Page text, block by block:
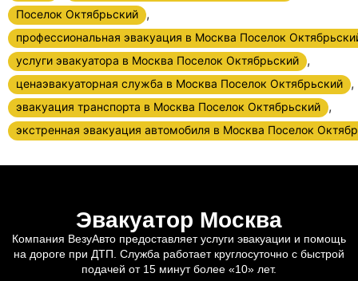
Поселок Октябрьский ,
профессиональная эвакуация в Москва Поселок
услуги эвакуатора в Москва Поселок Октябрьский
,
ценаэвакуаторная служба в Москва Поселок Октябрьский ,
эвакуация транспорта в Москва Поселок Октябрьский ,
экстренная эвакуация автомобиля в Москва Поселок
Эвакуатор Москва
Компания ВезуАвто предоставляет услуги эвакуации и помощь
на дороге при ДТП. Служба работает круглосуточно с быстрой
подачей от 15 минут более «10» лет.